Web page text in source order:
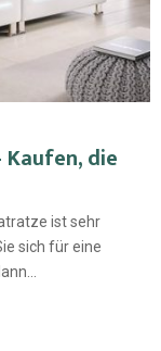
die
ist sehr
sich für eine